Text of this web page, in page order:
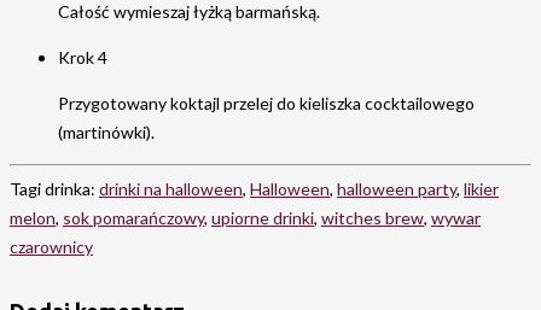
Całość wymieszaj łyżką barmańską.
Krok 4
Przygotowany koktajl przelej do kieliszka cocktailowego
(martinówki).
Tagi drinka: drinki na halloween, Halloween, halloween party, likier
melon, sok pomarańczowy, upiorne drinki, witches brew, wywar
czarownicy